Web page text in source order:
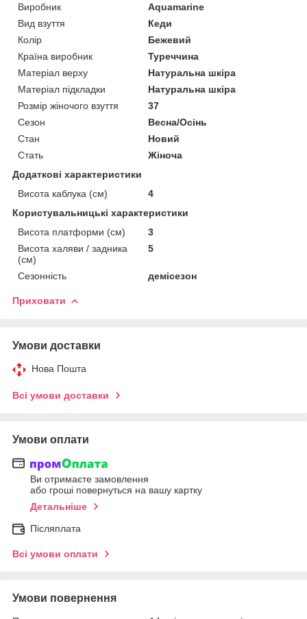
Виробник
Aquamarine
Вид взуття
Кеди
Колір
Бежевий
Країна виробник
Туреччина
Матеріал верху
Натуральна шкіра
Матеріал підкладки
Натуральна шкіра
Розмір жіночого взуття
37
Сезон
Весна/Осінь
Стан
Новий
Стать
Жіноча
Додаткові характеристики
Висота каблука (см)
4
Користувальницькі характеристики
Висота платформи (см)
3
Висота халяви / задника
(см)
5
Сезонність демісезон
Приховати
Умови доставки
Нова Пошта
Всі умови доставки
Умови оплати
Ви отримаєте замовлення
або гроші повернуться на вашу картку
Детальніше
Післяплата
Всі умови оплати
Умови повернення